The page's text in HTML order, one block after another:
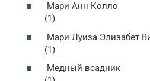
Мари Анн Колло
(1)
Мари Луиза Элизабет
(1)
Медный всадник